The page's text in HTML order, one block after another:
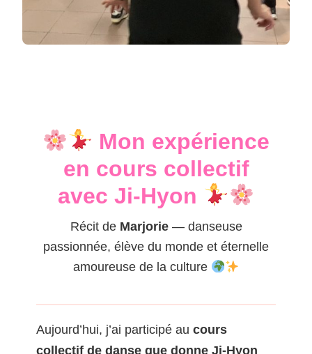
Mon expérience
en cours collectif
avec Ji-Hyon
Récit de Marjorie— danseuse
passionnée, élève du monde et éternelle
amoureuse de la culture
Aujourd’hui, j’ai participé au cours
collectif de danse que donne Ji-Hyon